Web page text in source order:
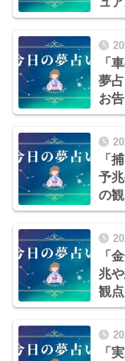
「
夢
お
「
予
の
「
兆
観
「